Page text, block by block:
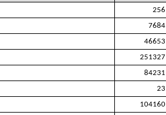
256
7684
46653
251327
84231
23
104160